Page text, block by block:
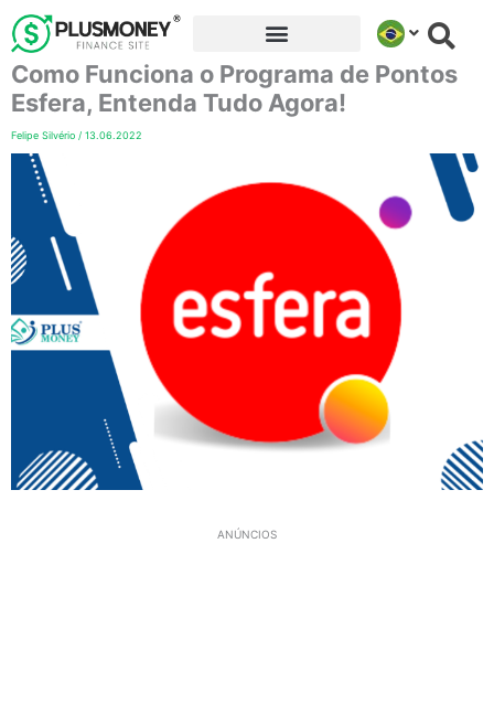
para
conteúdo
Como Funciona o Programa de Pontos
Esfera, Entenda Tudo Agora!
Felipe Silvério / 13.06.2022
ANÚNCIOS